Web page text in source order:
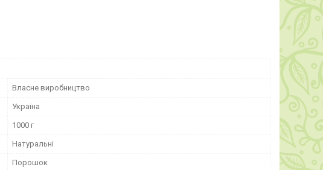
Власне виробництво
Україна
1000 г
Натуральні
Порошок